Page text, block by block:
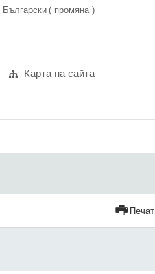
Български ( промяна )
Карта на сайта
Печат